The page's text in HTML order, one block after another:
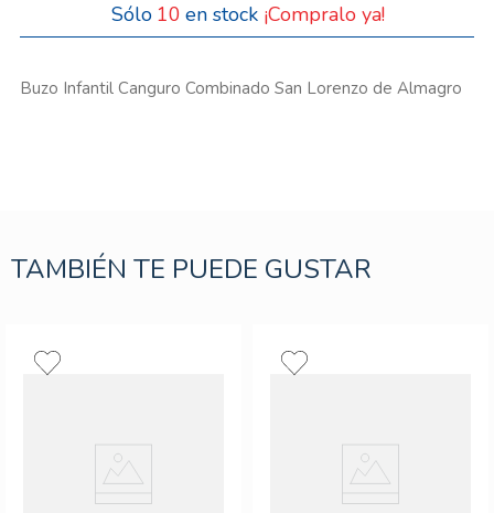
10 ¡Compralo ya!
Buzo Infantil Canguro Combinado San Lorenzo de Almagro
TAMBIÉN TE PUEDE GUSTAR